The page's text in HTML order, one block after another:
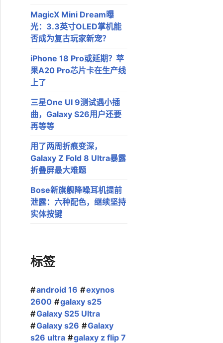
MagicX Mini Dream曝
光：3.3英寸OLED掌机能
否成为复古玩家新宠？
iPhone 18 Pro或延期？苹
果A20 Pro芯片卡在生产线
上了
三星One UI 9测试遇小插
曲，Galaxy S26用户还要
再等等
用了两周折痕变深，
Galaxy Z Fold 8 Ultra暴露
折叠屏最大难题
Bose新旗舰降噪耳机提前
泄露：六种配色，继续坚持
实体按键
标签
android 16
exynos
2600
galaxy s25
Galaxy S25 Ultra
Galaxy s26
Galaxy
s26 ultra
galaxy z flip 7